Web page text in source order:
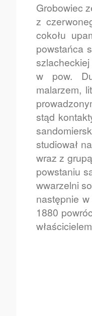
Grobowiec
z
cokołu
powstańca
szlacheckiej
w pow.
malarzem,
stąd
studiował
wraz z
powstaniu
wwarzelni
następnie
1880